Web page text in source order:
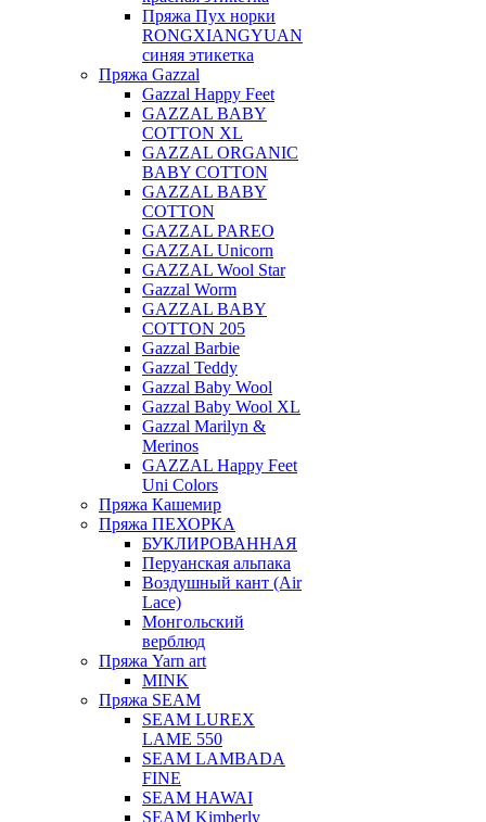
Пряжа Пух норки
RONGXIANGYUAN
синяя этикетка
Пряжа Gazzal
Gazzal Happy Feet
GAZZAL BABY
COTTON XL
GAZZAL ORGANIC
BABY COTTON
GAZZAL BABY
COTTON
GAZZAL PAREO
GAZZAL Unicorn
GAZZAL Wool Star
Gazzal Worm
GAZZAL BABY
COTTON 205
Gazzal Barbie
Gazzal Teddy
Gazzal Baby Wool
Gazzal Baby Wool XL
Gazzal Marilyn &
Merinos
GAZZAL Happy Feet
Uni Colors
Пряжа Кашемир
Пряжа ПЕХОРКА
БУКЛИРОВАННАЯ
Перуанская альпака
Воздушный кант (Air
Lace)
Монгольский
верблюд
Пряжа Yarn art
MINK
Пряжа SEAM
SEAM LUREX
LAME 550
SEAM LAMBADA
FINE
SEAM HAWAI
SEAM Kimberly